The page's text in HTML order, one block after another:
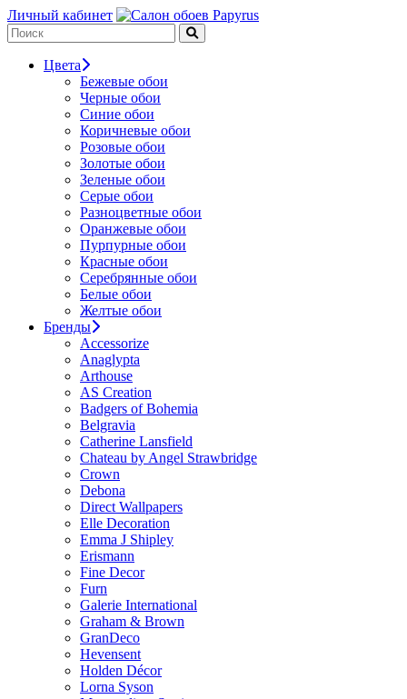
Личный кабинет
Цвета
Бежевые обои
Черные обои
Синие обои
Коричневые обои
Розовые обои
Золотые обои
Зеленые обои
Серые обои
Разноцветные обои
Оранжевые обои
Пурпурные обои
Красные обои
Серебрянные обои
Белые обои
Желтые обои
Бренды
Accessorize
Anaglypta
Arthouse
AS Creation
Badgers of Bohemia
Belgravia
Catherine Lansfield
Chateau by Angel Strawbridge
Crown
Debona
Direct Wallpapers
Elle Decoration
Emma J Shipley
Erismann
Fine Decor
Furn
Galerie International
Graham & Brown
GranDeco
Hevensent
Holden Décor
Lorna Syson